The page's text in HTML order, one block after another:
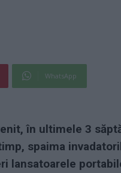
WhatsApp
în ultimele 3
spaima
lansatoarele